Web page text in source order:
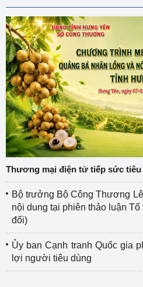
Thương mại điện tử tiếp sức
Bộ trưởng Bộ Công Thương
nội dung tại phiên thảo luận
đổi)
Ủy ban Cạnh tranh Quốc gia
lợi người tiêu dùng